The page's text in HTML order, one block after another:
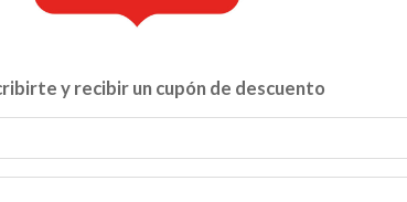
y recibir un cupón de descuento